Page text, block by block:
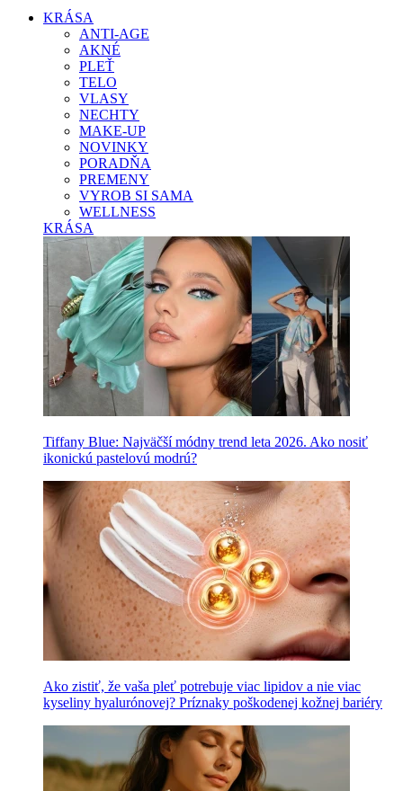
KRÁSA
ANTI-AGE
AKNÉ
PLEŤ
TELO
VLASY
NECHTY
MAKE-UP
NOVINKY
PORADŇA
PREMENY
VYROB SI SAMA
WELLNESS
KRÁSA
Tiffany Blue: Najväčší módny trend leta 2026. Ako nosiť
ikonickú pastelovú modrú?
Ako zistiť, že vaša pleť potrebuje viac lipidov a nie viac
kyseliny hyalurónovej? Príznaky poškodenej kožnej bariéry